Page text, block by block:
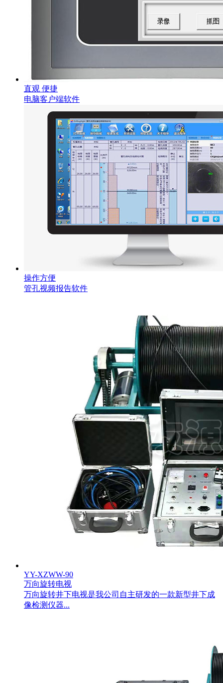
直观 便捷
电脑客户端软件
操作方便
管孔视频报告软件
YY-XZWW-90
万向旋转电视
万向旋转井下电视是我公司自主研发的一款新型井下成
像检测仪器...